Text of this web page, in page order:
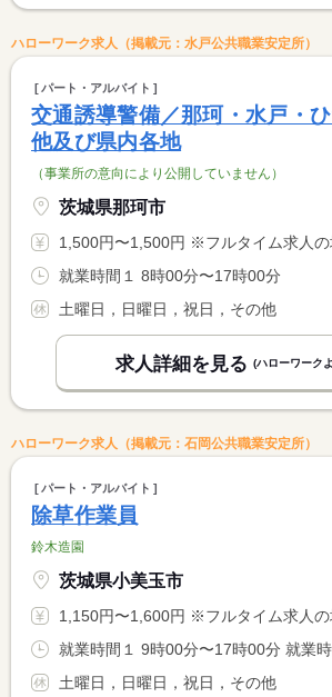
ハローワーク求人（掲載元：水戸公共職業安定所）
パート・アルバイト
交通誘導警備／那珂・水戸・
他及び県内各地
（事業所の意向により公開していません）
茨城県那珂市
1,500円〜1,500円 ※フルタイム求人の場合は月額（換算額）、パート求人の
就業時間１ 8時00分〜17時00分
土曜日，日曜日，祝日，その他
求人詳細を見る (ハローワーク
ハローワーク求人（掲載元：石岡公共職業安定所）
パート・アルバイト
除草作業員
鈴木造園
茨城県小美玉市
1,150円〜1,600円 ※フルタイム求人の場合は月額（換算額）、パート求人の
土曜日，日曜日，祝日，その他